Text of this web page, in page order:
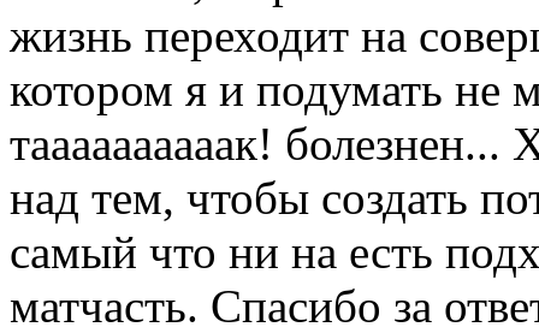
жизнь переходит на
котором я и подумать не
таааааааааак!
над тем, чтобы создать
самый что ни на есть
матчасть. Спасибо за